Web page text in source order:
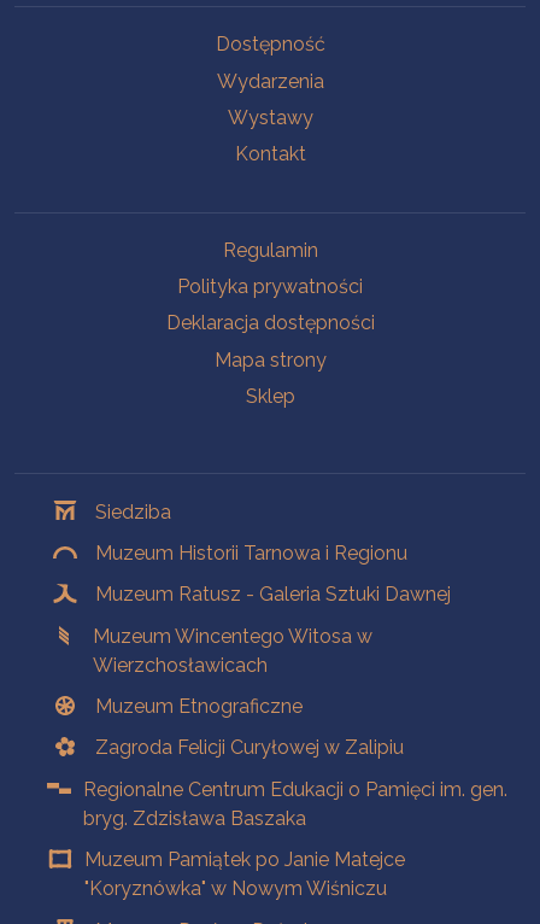
Dostępność
Wydarzenia
Wystawy
Kontakt
Regulamin
Polityka prywatności
Deklaracja dostępności
Mapa strony
Sklep
Siedziba
Muzeum Historii Tarnowa i Regionu
Muzeum Ratusz - Galeria Sztuki Dawnej
Muzeum Wincentego Witosa w
Wierzchosławicach
Muzeum Etnograficzne
Zagroda Felicji Curyłowej w Zalipiu
Regionalne Centrum Edukacji o Pamięci im. gen.
bryg. Zdzisława Baszaka
Muzeum Pamiątek po Janie Matejce
"Koryznówka" w Nowym Wiśniczu